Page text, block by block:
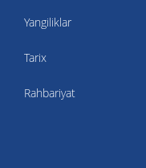
Yangiliklar
Tarix
Rahbariyat